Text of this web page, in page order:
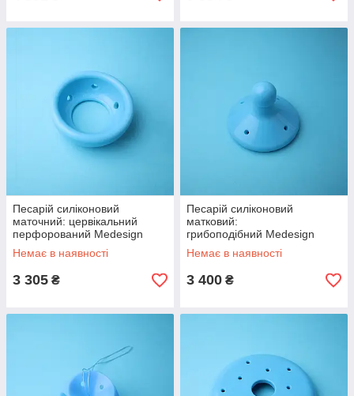
Песарій силіконовий
маточний: цервікальний
перфорований Medesign
Немає в наявності
3 305 ₴
Песарій силіконовий
матковий:
грибоподібний Medesign
Немає в наявності
3 400 ₴